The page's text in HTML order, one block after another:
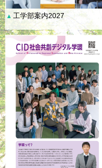
▲ 工学部案内2027